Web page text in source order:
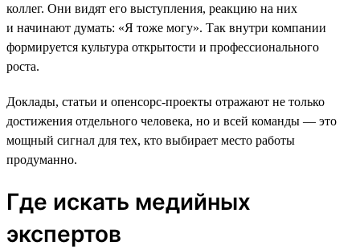
коллег. Они видят его выступления, реакцию на них
и начинают думать: «Я тоже могу». Так внутри компании
формируется культура открытости и профессионального
роста.
Доклады, статьи и опенсорс-проекты отражают не только
достижения отдельного человека, но и всей команды — это
мощный сигнал для тех, кто выбирает место работы
продуманно.
Где искать медийных
экспертов